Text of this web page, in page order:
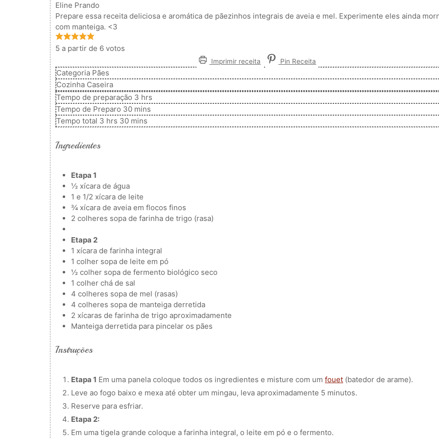
Eline Prando
Prepare essa receita deliciosa e aromática de pãezinhos integrais de aveia e mel. Experimente eles ainda
com manteiga. <3
5 a partir de 6 votos
Imprimir receita Pin Receita
Categoria Pães
Cozinha Caseira
Tempo de preparação 3 horas
hrs
Tempo de Preparo 30minutos
mins
Tempo total 3 horas
hrs 30minutos
mins
Ingredientes
Etapa 1
½ xícara de água
1 e 1/2 xícara de leite
¾ xícara de aveia em flocos finos
2 colheres sopa de farinha de trigo (rasa)
Etapa 2
1 xícara de farinha integral
1 colher sopa de leite em pó
½ colher sopa de fermento biológico seco
1 colher chá de sal
4 colheres sopa de mel (rasas)
4 colheres sopa de manteiga derretida
2 xícaras de farinha de trigo aproximadamente
Manteiga derretida para pincelar os pães
Instruções
Etapa 1 Em uma panela coloque todos os ingredientes e misture com umfouet (batedor de arame).
Leve ao fogo baixo e mexa até obter um mingau, leva aproximadamente 5 minutos.
Reserve para esfriar.
Etapa 2:
Em uma tigela grande coloque a farinha integral, o leite em pó e o fermento.